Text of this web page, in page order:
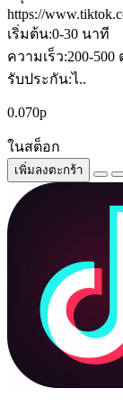
https://
เริ่มต้น:0-30 นาที
ความเร็ว:200-500
รับประกัน:ไ..
0.070р
ในสต็อก
เพิ่มลงตะกร้า